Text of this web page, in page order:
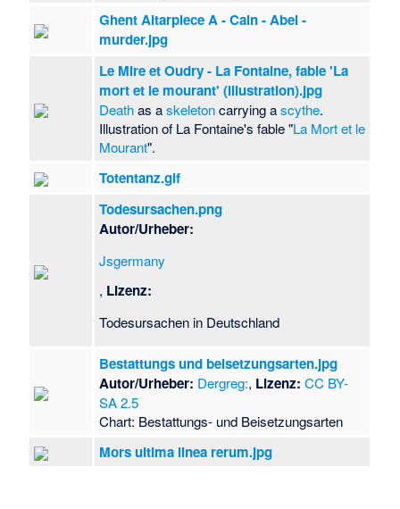
Gedenkdienst·Gelduba
Brokesch
Georg Innerebner
· Georg Jellinek·Georg
Mardersteig·Georg Marius
Georg von Rauch (Anarchist)
·George Montandon·
Georges Sorel
von Csanád·Gerhart
Shaked·Gerta Ital·Gertrud
Scheumann·
Greif·Gildas·Gina Ruck-
Iešmantas·Giorgio Giulini
Ghent Altarpiece A - Cain - Abel -
murder.jpg
Le Mire et Oudry - La Fontaine, fable 'La
mort et le mourant' (illustration).jpg
Deathas askeletoncarrying ascythe.
Illustration of La Fontaine's fable "La Mort et le
Mourant".
Totentanz.gif
Todesursachen.png
Autor/Urheber:
Jsgermany
, Lizenz:
Todesursachen in Deutschland
Bestattungs und beisetzungsarten.jpg
Autor/Urheber: Dergreg:, Lizenz: CC BY-
SA 2.5
Chart: Bestattungs- und Beisetzungsarten
Mors ultima linea rerum.jpg